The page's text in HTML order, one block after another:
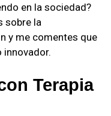
en la sociedad?
sobre la
y me comentes que
Terapia